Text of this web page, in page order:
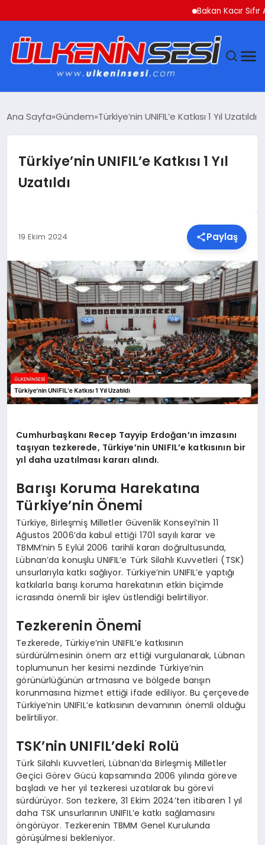
Bakan Kacır Sıfır
EKONOMI
GÜNDEM
SIYASET
SPOR
TEKNOLOJI
YAŞAM
MALATYA HABERLERI
Ana Sayfa Gündem Türkiye’nin UNIFIL’e Katkısı 1 Yıl Uzatıldı
Türkiye’nin UNIFIL’e Katkısı 1 Yıl
Uzatıldı
19 Ekim 2024 Paylaş
Cumhurbaşkanı Recep Tayyip Erdoğan’ın imzasını
taşıyan tezkerede, Türkiye’nin UNIFIL’e katkısının bir
yıl daha uzatılması kararı alındı.
Barışı Koruma Harekatına
Türkiye’nin Önemi
Türkiye, Birleşmiş Milletler Güvenlik Konseyi’nin 11
Ağustos 2006’da kabul ettiği 1701 sayılı karar ve
TBMM’nin 5 Eylül 2006 tarihli kararı doğrultusunda,
Lübnan’da konuşlu UNIFIL’e Türk Silahlı Kuvvetleri (TSK)
unsurlarıyla katkı sağlıyor. Türkiye’nin UNIFIL’e yaptığı
katkılarla barışı koruma harekatının etkin biçimde
icrasında önemli bir işlev üstlendiği belirtiliyor.
Tezkerenin Önemi
Tezkerede, Türkiye’nin UNIFIL’e katkısının
sürdürülmesinin önem arz ettiği vurgulanarak, Lübnan
toplumunun her kesimi nezdinde Türkiye’nin
görünürlüğünün artmasına ve bölgede barışın
korunmasına hizmet ettiği ifade ediliyor. Bu çerçevede
Türkiye’nin UNIFIL’e katkısının devamının önemli olduğu
belirtiliyor.
TSK’nin UNIFIL’deki Rolü
Türk Silahlı Kuvvetleri, Lübnan’da Birleşmiş Milletler
Geçici Görev Gücü kapsamında 2006 yılında göreve
başladı ve her yıl tezkeresi uzatılarak bu görevi
sürdürüyor. Son tezkere, 31 Ekim 2024’ten itibaren 1 yıl
daha TSK unsurlarının UNIFIL’e katkı sağlamasını
öngörüyor. Tezkerenin TBMM Genel Kurulunda
görüşülmesi bekleniyor.